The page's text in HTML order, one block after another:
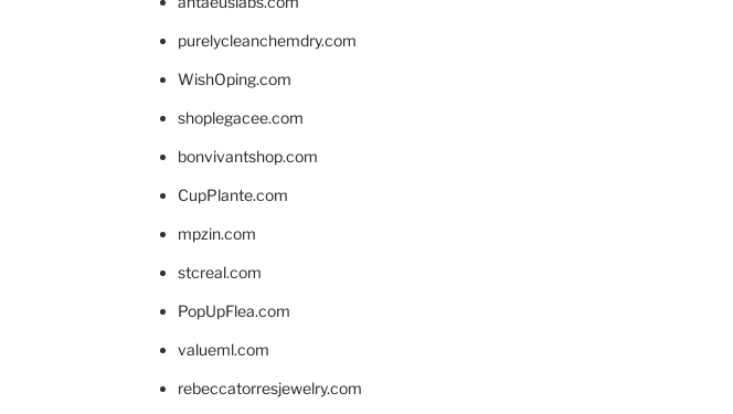
purelycleanchemdry.com
WishOping.com
shoplegacee.com
bonvivantshop.com
CupPlante.com
mpzin.com
stcreal.com
PopUpFlea.com
valueml.com
rebeccatorresjewelry.com